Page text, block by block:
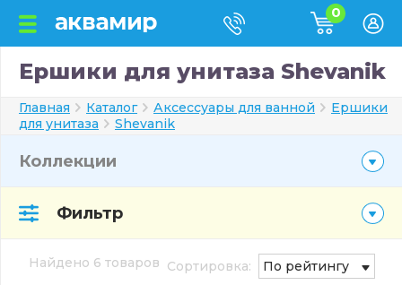
0
Ершики для унитаза Shevanik
Главная Каталог Аксессуары для ванной
Ершики
для унитаза
Shevanik
Коллекции
Фильтр
Найдено 6 товаров Сортировка: По рейтингу